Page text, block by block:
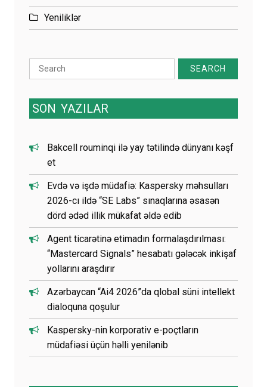
Yeniliklər
Search
for:
SON YAZILAR
Bakcell rouminqi ilə yay tətilində dünyanı kəşf
et
Evdə və işdə müdafiə: Kaspersky məhsulları
2026-cı ildə “SE Labs” sınaqlarına əsasən
dörd ədəd illik mükafat əldə edib
Agent ticarətinə etimadın formalaşdırılması:
“Mastercard Signals” hesabatı gələcək inkişaf
yollarını araşdırır
Azərbaycan “Ai4 2026”da qlobal süni intellekt
dialoquna qoşulur
Kaspersky-nin korporativ e-poçtların
müdafiəsi üçün həlli yenilənib